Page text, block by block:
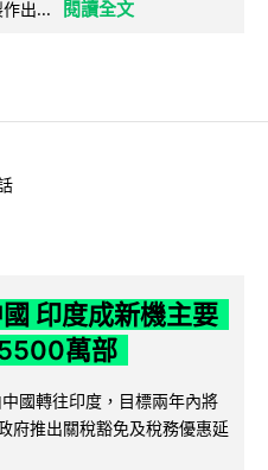
出... 閱讀全文
印度成新機主要
萬部
國轉往印度，目標兩年內將
府推出關稅豁免及稅務優惠延